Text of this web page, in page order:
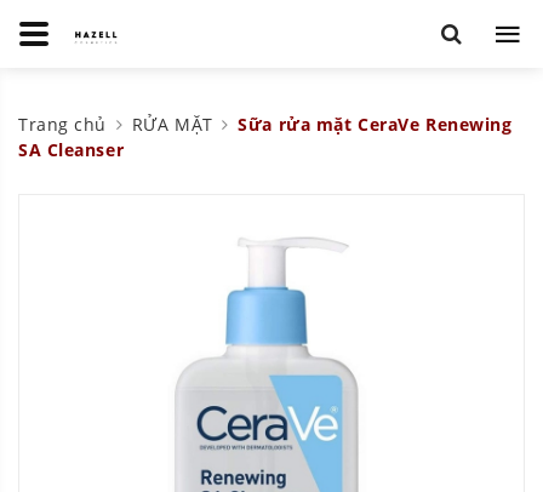
Trang chủ RỬA MẶT
Sữa rửa mặt CeraVe Renewing
SA Cleanser